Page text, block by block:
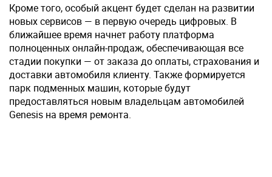
Кроме того, особый акцент будет сделан на развитии
новых сервисов — в первую очередь цифровых. В
ближайшее время начнет работу платформа
полноценных онлайн-продаж, обеспечивающая все
стадии покупки — от заказа до оплаты, страхования и
доставки автомобиля клиенту. Также формируется
парк подменных машин, которые будут
предоставляться новым владельцам автомобилей
Genesis на время ремонта.